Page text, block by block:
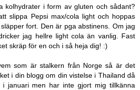
kolhydrater i form av gluten och sådant?
slippa Pepsi max/cola light och hoppas
fort. Den är pga abstinens. Om jag
jag hellre light cola än vanlig. Fast
skräp för en och i så heja dig! :)
som är stalkern från Norge så är det
i din blogg om din vistelse i Thailand då
januari men har inte gjort mig tillkänna